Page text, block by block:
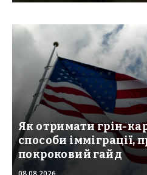
Як отримати грін-
способи імміграції,
покроковий гайд